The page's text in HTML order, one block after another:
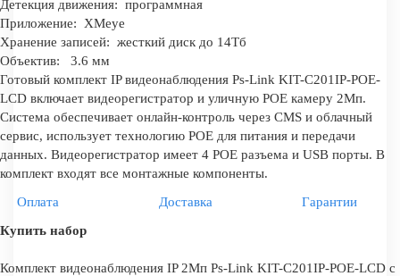
Детекция движения: программная
Приложение:
XMeye
Хранение записей: жесткий диск до 14Тб
Объектив:
3.6 мм
Готовый комплект IP видеонаблюдения Ps-Link KIT-C201IP-POE-
LCD включает видеорегистратор и уличную POE камеру 2Мп.
Система обеспечивает онлайн-контроль через CMS и облачный
сервис, использует технологию POE для питания и передачи
данных. Видеорегистратор имеет 4 POE разъема и USB порты. В
комплект входят все монтажные компоненты.
Оплата
Доставка
Гарантии
Купить набор
Комплект видеонаблюдения IP 2Мп Ps-Link KIT-C201IP-POE-LCD с